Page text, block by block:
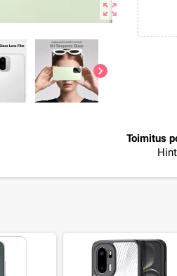
zoom_out_map
chevron_right
Toimitus